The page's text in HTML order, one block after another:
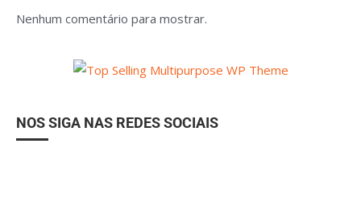
Nenhum comentário para mostrar.
NOS SIGA NAS REDES SOCIAIS